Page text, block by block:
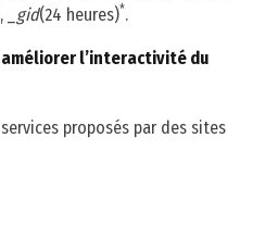
_gid(24 heures)*.
l’interactivité du
proposés par des sites